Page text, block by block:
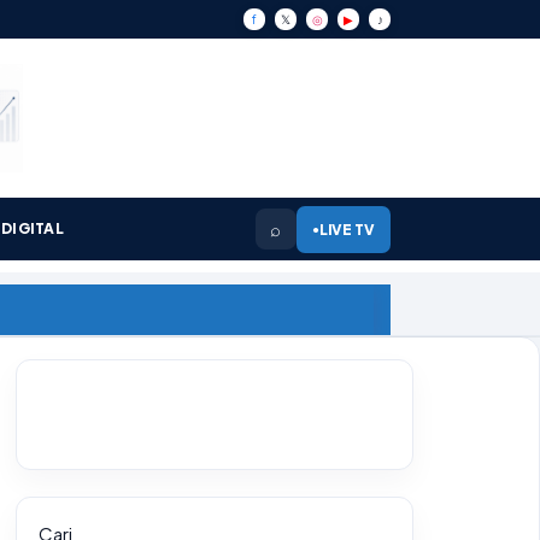
f 𝕏 ◎ ▶ ♪
⌕ ●LIVE TV
Cari